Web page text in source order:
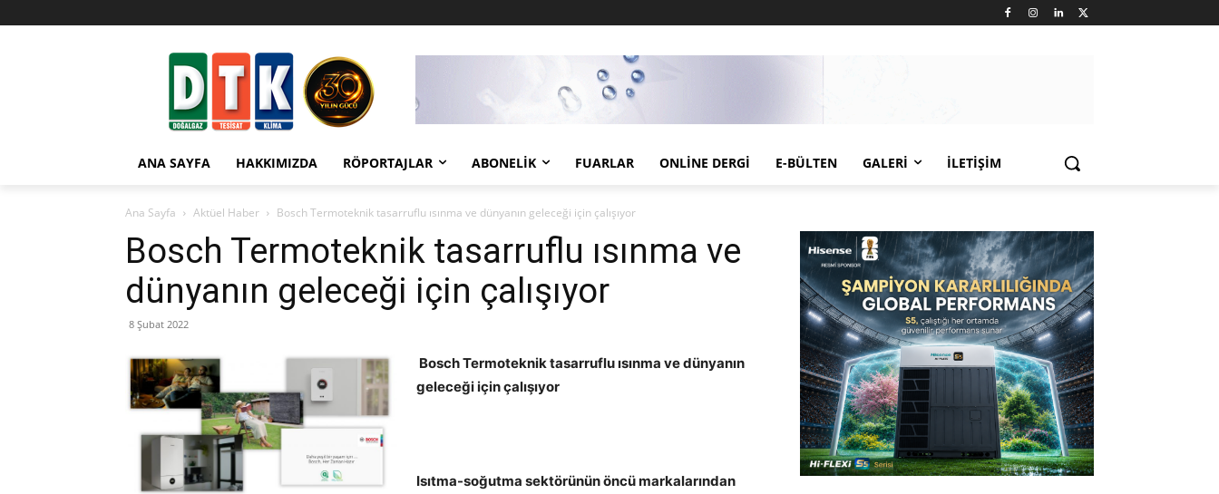
ANA SAYFA HAKKIMIZDA RÖPORTAJLAR ABONELIK FUARLAR ONLINE DERGI E-BÜLTEN GALERI İLETIŞIM
Ana Sayfa Aktüel Haber Bosch Termoteknik tasarruflu ısınma ve dünyanın geleceği için çalışıyor
Bosch Termoteknik tasarruflu ısınma ve
dünyanın geleceği için çalışıyor
8 Şubat 2022
Bosch Termoteknik tasarruflu ısınma ve dünyanın
geleceği için çalışıyor
Isıtma-soğutma sektörünün öncü markalarından